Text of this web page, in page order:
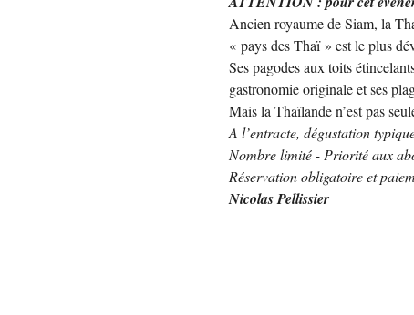
Ancien royaume de Siam, la
« pays des Thaï » est le plus
Ses pagodes aux toits
gastronomie originale et ses
Mais la Thaïlande n’est pas
A l’entracte, dégustation
Nombre limité - Priorité aux
Réservation obligatoire et
Nicolas Pellissier